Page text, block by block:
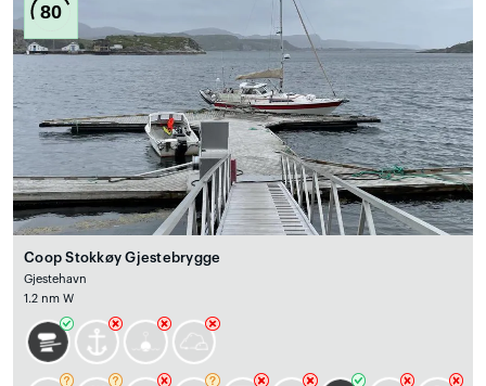
80
Coop Stokkøy Gjestebrygge
Gjestehavn
1.2 nm W